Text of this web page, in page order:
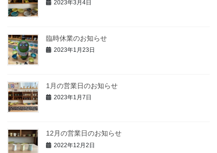
2023年3月4日
臨時休業のお知らせ
2023年1月23日
1月の営業日のお知らせ
2023年1月7日
12月の営業日のお知らせ
2022年12月2日